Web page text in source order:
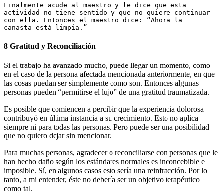
Finalmente acude al maestro y le dice que esta
actividad no tiene sentido y que no quiere continuar
con ella. Entonces el maestro dice: “Ahora la
canasta está limpia.”
8 Gratitud y Reconciliación
Si el trabajo ha avanzado mucho, puede llegar un momento, como
en el caso de la persona afectada mencionada anteriormente, en que
las cosas puedan ser simplemente como son. Entonces algunas
personas pueden “permitirse el lujo” de una gratitud traumatizada.
Es posible que comiencen a percibir que la experiencia dolorosa
contribuyó en última instancia a su crecimiento. Esto no aplica
siempre ni para todas las personas. Pero puede ser una posibilidad
que no quiero dejar sin mencionar.
Para muchas personas, agradecer o reconciliarse con personas que le
han hecho daño según los estándares normales es inconcebible e
imposible. Sí, en algunos casos esto sería una reinfracción. Por lo
tanto, a mi entender, éste no debería ser un objetivo terapéutico
como tal.